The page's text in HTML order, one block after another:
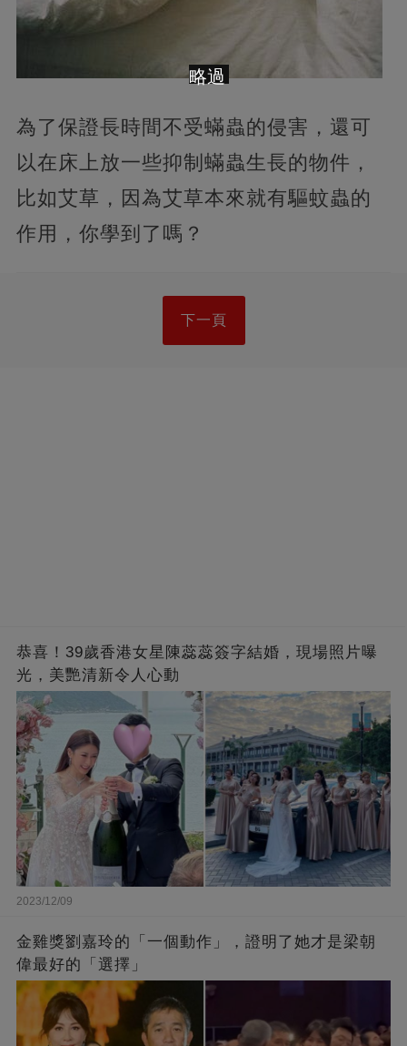
為了保證長時間不受蟎蟲的侵害，還可
以在床上放一些抑制蟎蟲生長的物件，
比如艾草，因為艾草本來就有驅蚊蟲的
作用，你學到了嗎？
下一頁
恭喜！39歲香港女星陳蕊蕊簽字結婚，現場照片曝
光，美艷清新令人心動
2023/12/09
金雞獎劉嘉玲的「一個動作」，證明了她才是梁朝
偉最好的「選擇」
略過